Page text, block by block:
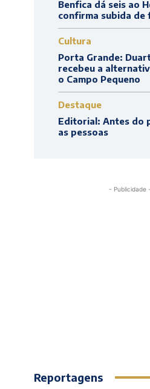
Benfica dá seis ao
confirma subida de
Cultura
Porta Grande:
recebeu a
o Campo Pequeno
Destaque
Editorial: Antes do
as pessoas
- Publicidade -
Reportagens